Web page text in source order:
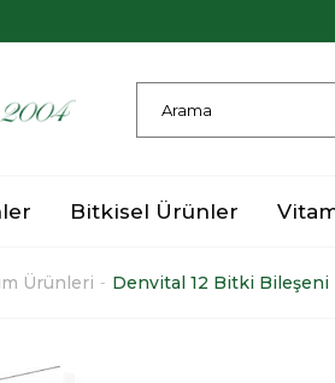
Bitkisel Ürünler
Ürünleri Denvital 12 Bitki